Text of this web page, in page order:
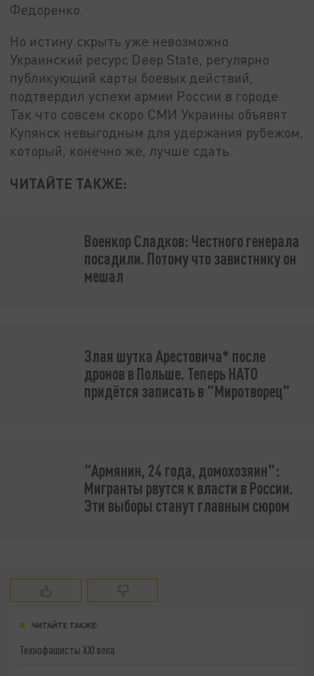
Федоренко.
Но истину скрыть уже невозможно.
Украинский ресурс Deep State, регулярно
публикующий карты боевых действий,
подтвердил успехи армии России в городе.
Так что совсем скоро СМИ Украины объявят
Купянск невыгодным для удержания рубежом,
который, конечно же, лучше сдать.
ЧИТАЙТЕ ТАКЖЕ:
Военкор Сладков: Честного генерала
посадили. Потому что завистнику он
мешал
Злая шутка Арестовича* после
дронов в Польше. Теперь НАТО
придётся записать в "Миротворец"
"Армянин, 24 года, домохозяин":
Мигранты рвутся к власти в России.
Эти выборы станут главным сюром
ЧИТАЙТЕ ТАКЖЕ:
Технофашисты XXI века